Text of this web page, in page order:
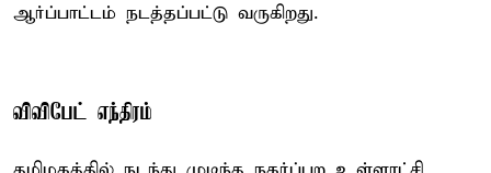
ஆர்ப்பாட்டம் நடத்தப்பட்டு வருகிறது.
விவிபேட் எந்திரம்